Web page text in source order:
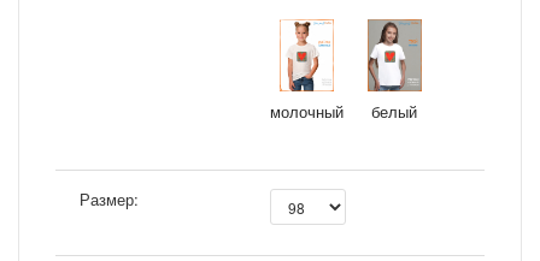
молочный белый
Размер: